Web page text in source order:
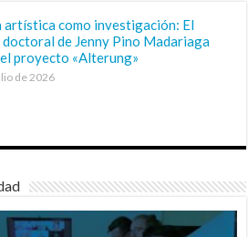
artística como investigación: El
de Jenny Pino Madariaga
proyecto «Alterung»
de 2026